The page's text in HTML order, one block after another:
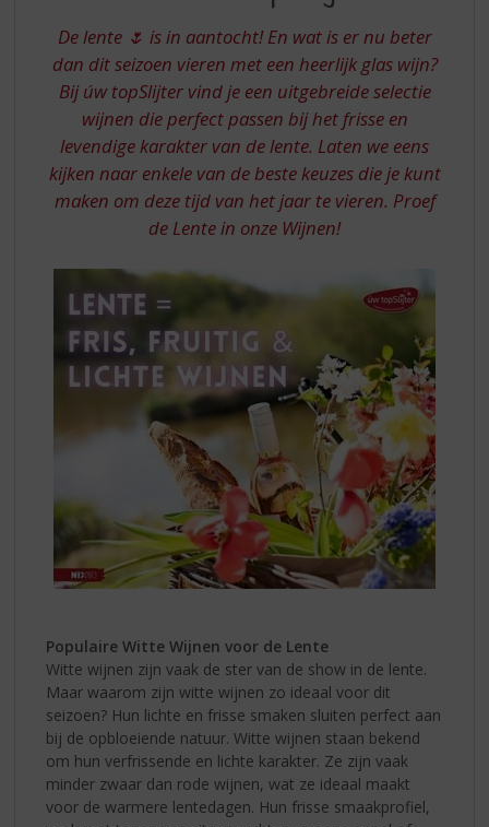
UW
TOPSLIJTER
De lente 🌷 is in aantocht! En wat is er nu beter
dan dit seizoen vieren met een heerlijk glas wijn?
Bij úw topSlijter vind je een uitgebreide selectie
wijnen die perfect passen bij het frisse en
levendige karakter van de lente. Laten we eens
kijken naar enkele van de beste keuzes die je kunt
maken om deze tijd van het jaar te vieren. Proef
de Lente in onze Wijnen!
Populaire Witte Wijnen voor de Lente
Witte wijnen zijn vaak de ster van de show in de lente.
Maar waarom zijn witte wijnen zo ideaal voor dit
seizoen? Hun lichte en frisse smaken sluiten perfect aan
bij de opbloeiende natuur. Witte wijnen staan bekend
om hun verfrissende en lichte karakter. Ze zijn vaak
minder zwaar dan rode wijnen, wat ze ideaal maakt
voor de warmere lentedagen. Hun frisse smaakprofiel,